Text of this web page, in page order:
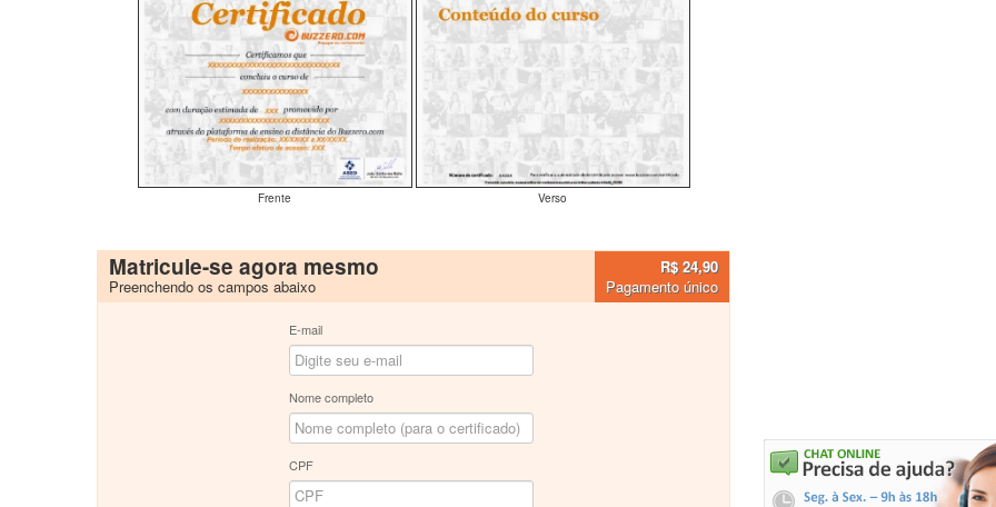
Frente Verso
Matricule-se agora mesmo
Preenchendo os campos abaixo
R$ 24,90
Pagamento único
E-mail
Nome completo
CPF